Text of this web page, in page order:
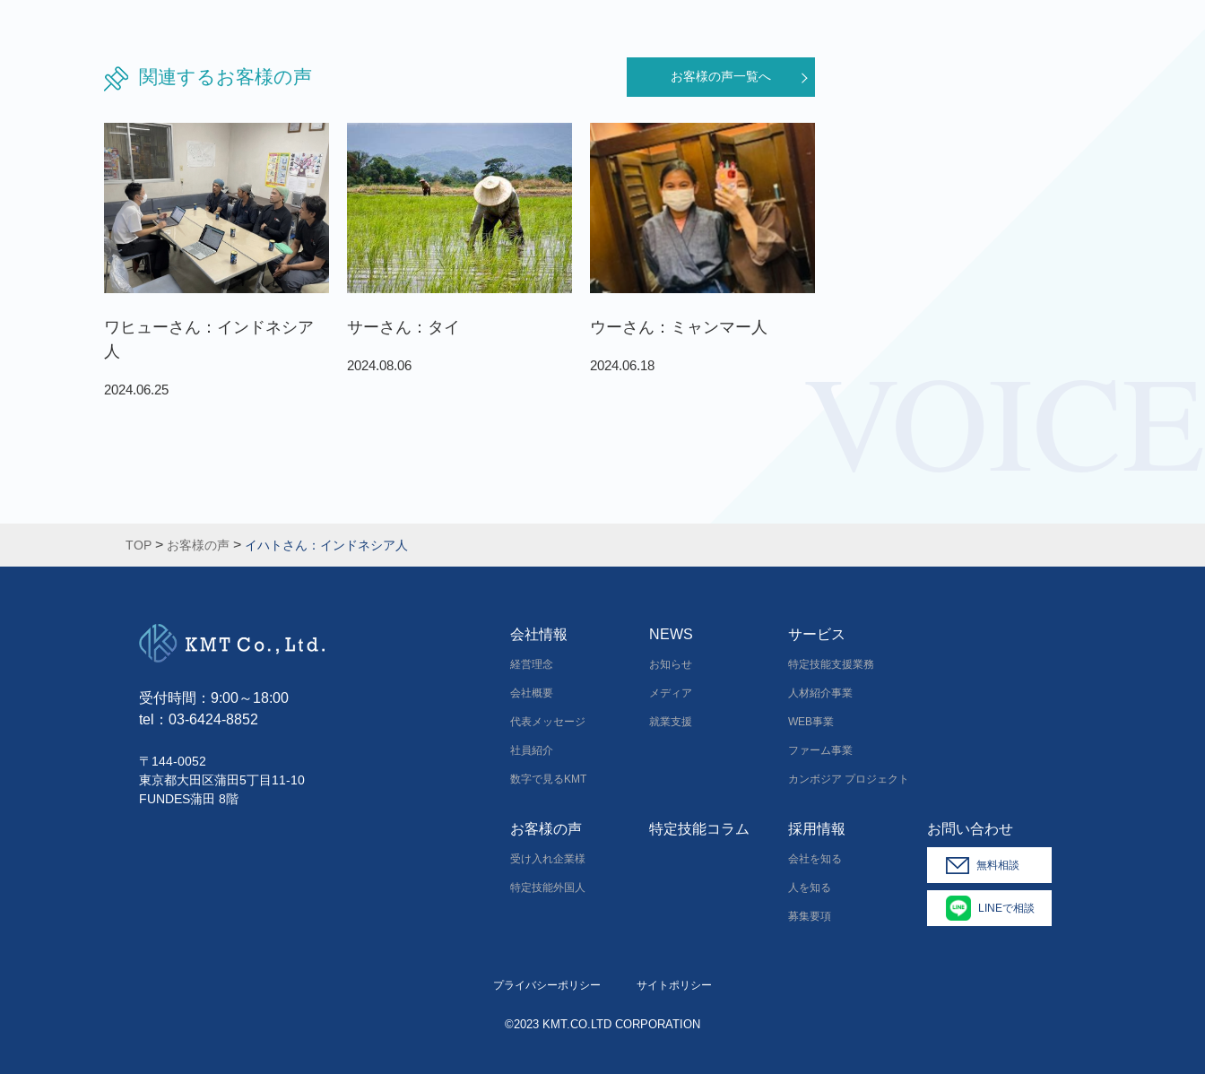
関連するお客様の声 お客様の声一覧へ
ワヒューさん：インドネシア
人
2024.06.25
サーさん：タイ
2024.08.06
ウーさん：ミャンマー人
2024.06.18
TOP > お客様の声 > イハトさん：インドネシア人
受付時間：9:00～18:00
tel： 03-6424-8852
〒144-0052
東京都大田区蒲田5丁目11-10
FUNDES蒲田 8階
会社情報
経営理念
会社概要
代表メッセージ
社員紹介
数字で見るKMT
NEWS
お知らせ
メディア
就業支援
サービス
特定技能支援業務
人材紹介事業
WEB事業
ファーム事業
カンボジア プロジェクト
お客様の声
受け入れ企業様
特定技能外国人
特定技能コラム 採用情報
会社を知る
人を知る
募集要項
お問い合わせ
無料相談
LINEで相談
プライバシーポリシー サイトポリシー
©2023 KMT.CO.LTD CORPORATION